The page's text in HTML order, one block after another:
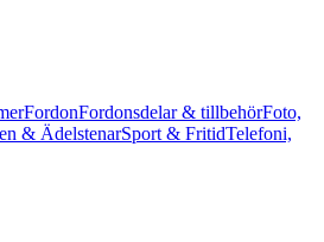
FordonFordonsdelar & tillbehörFoto,
& ÄdelstenarSport & FritidTelefoni,